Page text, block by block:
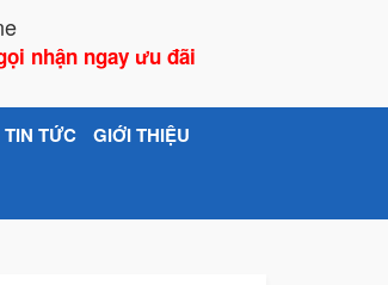
nhận ngay ưu đãi
TIN TỨC GIỚI THIỆU